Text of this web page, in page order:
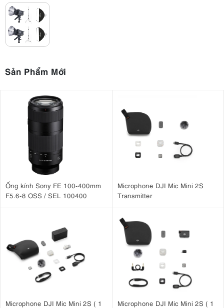
Sản Phẩm Mới
Ống kính Sony FE 100-400mm
F5.6-8 OSS / SEL 100400
Microphone DJI Mic Mini 2S
Transmitter
Microphone DJI Mic Mini 2S ( 1
Microphone DJI Mic Mini 2S ( 1